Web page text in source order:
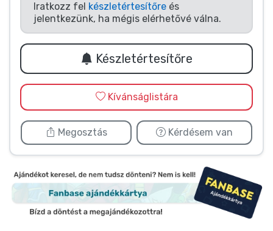
Iratkozz fel készletértesítőre és
jelentkezünk, ha mégis elérhetővé válna.
Készletértesítőre
Kívánságlistára
Megosztás Kérdésem van